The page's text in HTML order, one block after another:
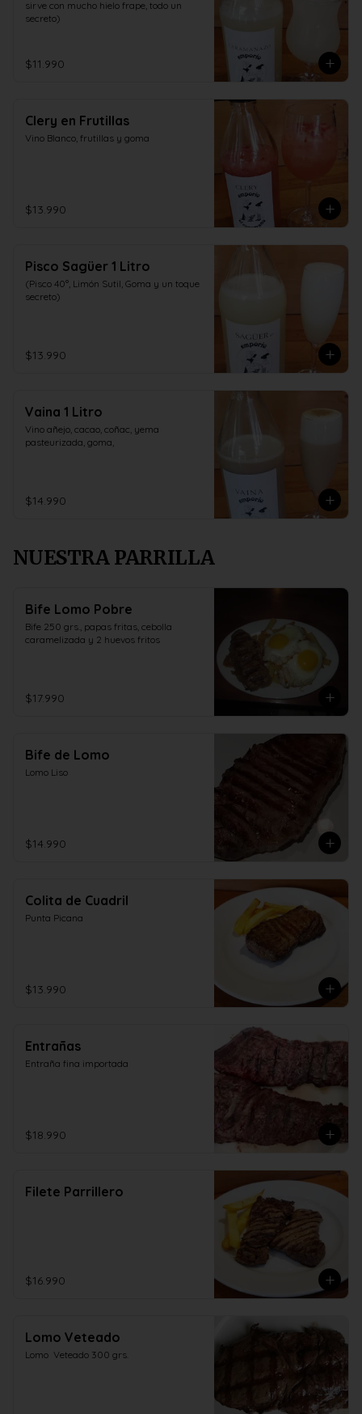
sirve con mucho hielo frape, todo un
secreto)
$11.990
Clery en Frutillas
Vino Blanco, frutillas y goma
$13.990
Pisco Sagüer 1 Litro
(Pisco 40°, Limón Sutil, Goma y un toque
secreto)
$13.990
Vaina 1 Litro
Vino añejo, cacao, coñac, yema
pasteurizada, goma,
$14.990
NUESTRA PARRILLA
Bife Lomo Pobre
Bife 250 grs., papas fritas, cebolla
caramelizada y 2 huevos fritos
$17.990
Bife de Lomo
Lomo Liso
$14.990
Colita de Cuadril
Punta Picana
$13.990
Entrañas
Entraña fina importada
$18.990
Filete Parrillero
$16.990
Lomo Veteado
Lomo  Veteado 300 grs.